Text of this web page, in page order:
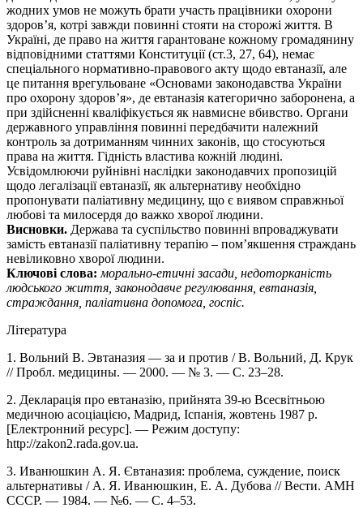
жодних умов не можуть брати участь працівники охорони
здоров’я, котрі завжди повинні стояти на сторожі життя. В
Україні, де право на життя гарантоване кожному громадянину
відповідними статтями Конституції (ст.3, 27, 64), немає
спеціального нормативно-правового акту щодо евтаназії, але
це питання врегульоване «Основами законодавства України
про охорону здоров’я», де евтаназія категорично заборонена, а
при здійсненні кваліфікується як навмисне вбивство. Органи
державного управління повинні передбачити належний
контроль за дотриманням чинних законів, що стосуються
права на життя. Гідність властива кожній людині.
Усвідомлюючи руйнівні наслідки законодавчих пропозицій
щодо легалізації евтаназії, як альтернативу необхідно
пропонувати паліативну медицину, що є виявом справжньої
любові та милосердя до важко хворої людини.
Висновки. Держава та суспільство повинні впроваджувати
замість евтаназії паліативну терапію – пом’якшення страждань
невіликовно хворої людини.
Ключові слова: морально-етичні засади, недоторканість
людського життя, законодавче регулювання, евтаназія,
страждання, паліативна допомога, госпіс.
Література
1. Вольний В. Эвтаназия — за и против / В. Вольний, Д. Крук
// Пробл. медицины. — 2000. — № 3. — С. 23–28.
2. Декларація про евтаназію, прийнята 39-ю Всесвітньою
медичною асоціацією, Мадрид, Іспанія, жовтень 1987 р.
[Електронний ресурс]. — Режим доступу:
http://zakon2.rada.gov.ua.
3. Иванюшкин А. Я. Євтаназия: проблема, суждение, поиск
альтернативы / А. Я. Иванюшкин, Е. А. Дубова // Вести. АМН
СССР. — 1984. — №6. — С. 4–53.